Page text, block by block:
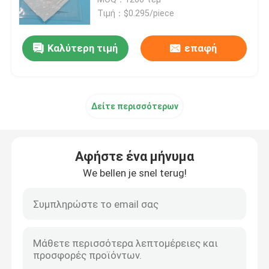
Ιατρικό κιβώτιο δειγμάτων
Μονωμένα κιβώτια
κατασκευαστή
Τιμή：$0.295/piece
Καλύτερη τιμή επαφή
Δείτε περισσότερων
Αφήστε ένα μήνυμα
We bellen je snel terug!